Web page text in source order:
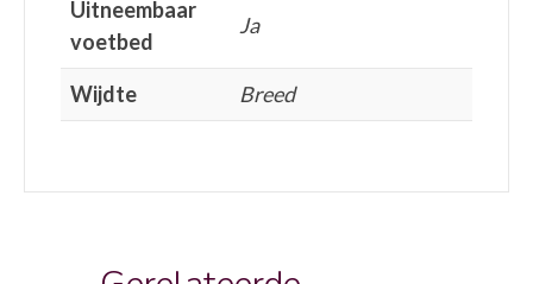
Uitneembaar
voetbed
Ja
Wijdte Breed